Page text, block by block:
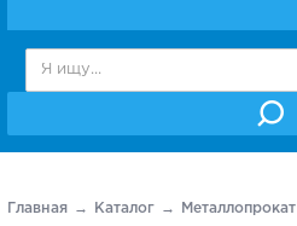
Главная Каталог Металлопрокат